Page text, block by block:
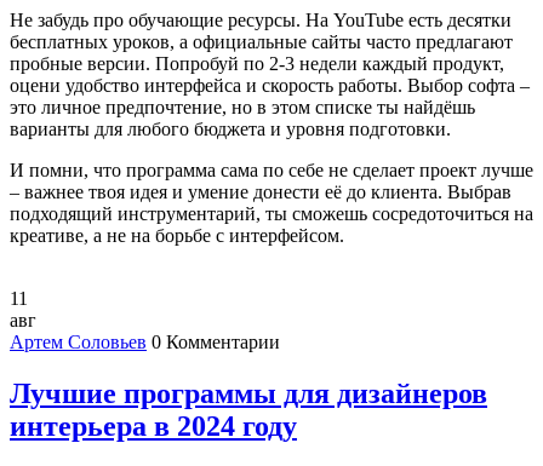
Не забудь про обучающие ресурсы. На YouTube есть десятки
бесплатных уроков, а официальные сайты часто предлагают
пробные версии. Попробуй по 2‑3 недели каждый продукт,
оцени удобство интерфейса и скорость работы. Выбор софта –
это личное предпочтение, но в этом списке ты найдёшь
варианты для любого бюджета и уровня подготовки.
И помни, что программа сама по себе не сделает проект лучше
– важнее твоя идея и умение донести её до клиента. Выбрав
подходящий инструментарий, ты сможешь сосредоточиться на
креативе, а не на борьбе с интерфейсом.
11
авг
Артем Соловьев 0 Комментарии
Лучшие программы для дизайнеров
интерьера в 2024 году